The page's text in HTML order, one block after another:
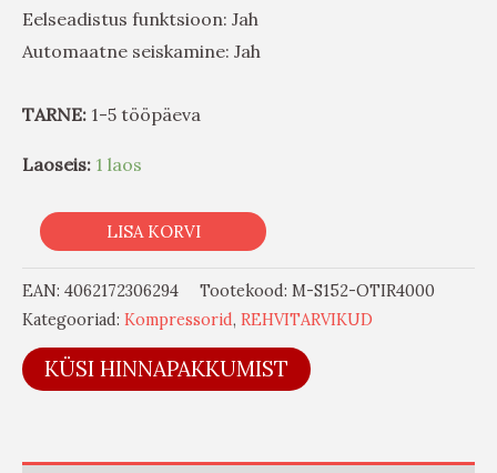
Eelseadistus funktsioon: Jah
Automaatne seiskamine: Jah
TARNE: 1-5 tööpäeva
Laoseis: 1 laos
LISA KORVI
EAN: 4062172306294 Tootekood: M-S152-OTIR4000
Kategooriad: Kompressorid, REHVITARVIKUD
KÜSI HINNAPAKKUMIST